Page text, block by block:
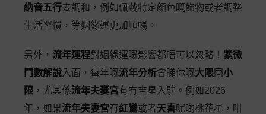
納音五行去調和，例如佩戴特定顏色嘅飾物或者調整
生活習慣，等姻緣運更加順暢。
另外， 流年運程對姻緣運嘅影響都唔可以忽略！ 紫微
鬥數解說入面，每年嘅流年分析會睇你嘅大限 同 小
限 ，尤其係流年夫妻宮有冇吉星入駐。例如2026
年，如果流年夫妻宮有紅鸞或者天喜呢啲桃花星，咁